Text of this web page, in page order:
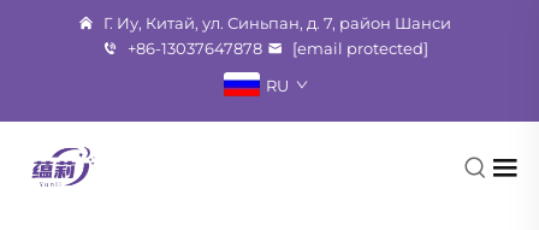
Г. Иу, Китай, ул. Синьпан, д. 7, район Шанси
+86-13037647878
[email protected]
RU